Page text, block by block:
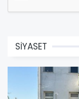
SİYASET